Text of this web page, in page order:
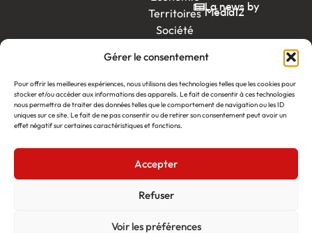
Gérer le consentement
Pour offrir les meilleures expériences, nous utilisons des technologies telles que les cookies pour
stocker et/ou accéder aux informations des appareils. Le fait de consentir à ces technologies
nous permettra de traiter des données telles que le comportement de navigation ou les ID
uniques sur ce site. Le fait de ne pas consentir ou de retirer son consentement peut avoir un
effet négatif sur certaines caractéristiques et fonctions.
Accepter
Refuser
Voir les préférences
Territoires
Société
end
Ambition
by EDF
itw
by
Léa
La news by
Média12